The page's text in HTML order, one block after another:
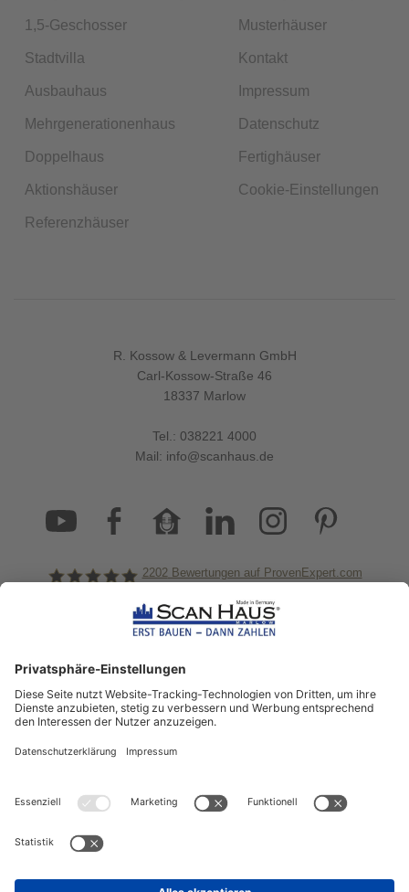
1,5-Geschosser
Stadtvilla
Ausbauhaus
Mehrgenerationenhaus
Doppelhaus
Aktionshäuser
Referenzhäuser
Musterhäuser
Kontakt
Impressum
Datenschutz
Fertighäuser
Cookie-Einstellungen
R. Kossow & Levermann GmbH
Carl-Kossow-Straße 46
18337 Marlow
Tel.: 038221 4000
Mail: info@scanhaus.de
ScanHaus Marlow
2202 Bewertungen auf ProvenExpert.com
informiert!
Aktuelle News rund um ScanHaus &
das Thema Hausbau
Sofort informiert über neue Artikel
ZUM NEWSLETTER ANMELDEN